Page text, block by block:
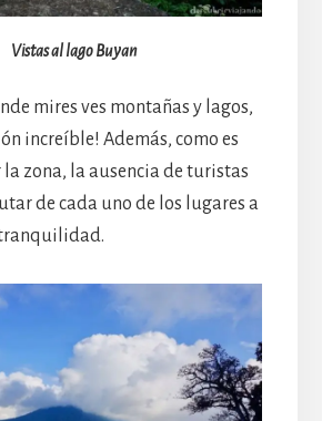
Vistas al lago Buyan
mires ves montañas y lagos,
increíble! Además, como es
zona, la ausencia de turistas
de cada uno de los lugares a